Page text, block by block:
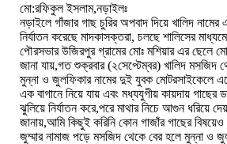
মো:রফিকুল ইসলাম,নড়াইলঃ
নড়াইলে গাঁজার গাছ চুরির অপবাদ দিয়ে খালিদ
নির্যাতন করেছে মাদকাসক্তরা, চলছে শালিসের
পৌরসভার উজিরপুর গ্রামের মোঃ মশিয়ার এর ছেলে
জানা যায়,গত শুক্রবার (২সেপ্টেম্বর) খালিদ মসজিদ
মুন্না ও জুলফিকার নামের দুই যুবক মোটরসাইকেলে
এক বাগানে নিয়ে যায় এবং মধ্যযুগীয় কায়দায় গাছের
ঝুলিয়ে নির্যাতন করে,পরে মাথার নিচে আগুন ধরিয়ে
জানায়,আমি কিছুই করিনি কোন গাজাঁর গাছের
জুম্মার নামাজ পড়ে মসজিদ থেকে বের হলে মুন্না ও